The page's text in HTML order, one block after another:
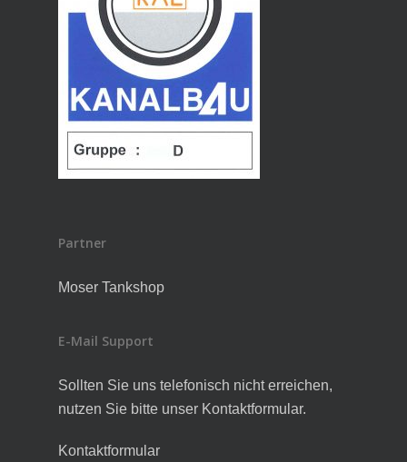
Partner
Moser Tankshop
E-Mail Support
Sollten Sie uns telefonisch nicht erreichen,
nutzen Sie bitte unser Kontaktformular.
Kontaktformular